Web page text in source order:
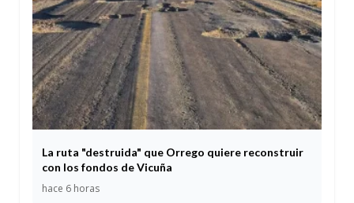
La ruta "destruida" que Orrego quiere reconstruir
con los fondos de Vicuña
hace 6 horas